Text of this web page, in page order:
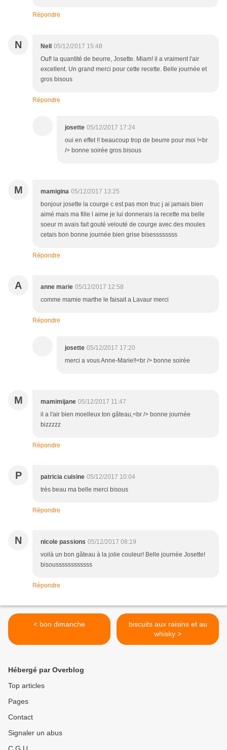
Répondre
N Nell
05/12/2017 15:48
Ouf! la quantité de beurre, Josette. Miam! il a vraiment l'air
excellent. Un grand merci pour cette recette. Belle journée et
gros bisous
Répondre
josette 05/12/2017 17:24
oui en effet !! beaucoup trop de beurre pour moi !<br
/> bonne soirée gros bisous
M mamigina 05/12/2017 13:25
bonjour josette la courge c est pas mon truc j ai jamais bien
aimé mais ma fille l aime je lui donnerais la recette ma belle
soeur m avais fait gouté velouté de courge avec des moules
cetais bon bonne journée bien grise bisessssssss
Répondre
A anne marie 05/12/2017 12:58
comme mamie marthe le faisait a Lavaur merci
Répondre
josette 05/12/2017 17:20
merci a vous Anne-Marie!!<br /> bonne soirée
M mamimijane 05/12/2017 11:47
il a l'air bien moelleux ton gâteau,<br /> bonne journée
bizzzzz
Répondre
P patricia cuisine 05/12/2017 10:04
très beau ma belle merci bisous
Répondre
N nicole passions 05/12/2017 08:19
voilà un bon gâteau à la jolie couleur! Belle journée Josette!
bisoussssssssssss
Répondre
< bon dimanche
biscuits aux raisins et au
whisky >
Hébergé par Overblog
Top articles
Pages
Contact
Signaler un abus